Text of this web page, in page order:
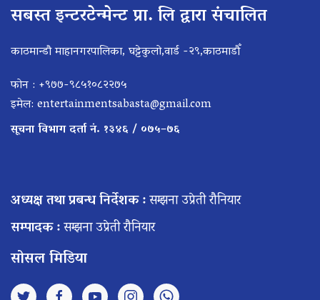
सबस्त इन्टरटेन्मेन्ट प्रा. लि द्वारा संचालित
काठमान्डौ माहानगरपालिका, घट्टेकुलो,वार्ड -२९,काठमाडौँ
फोन : +९७७-९८५१०८२२७५
इमेल: entertainmentsabasta@gmail.com
सूचना विभाग दर्ता नं. १३४६ / ०७५–७६
अध्यक्ष तथा प्रबन्ध निर्देशक :सम्झना उप्रेती रौनियार
सम्पादक :सम्झना उप्रेती रौनियार
सोसल मिडिया